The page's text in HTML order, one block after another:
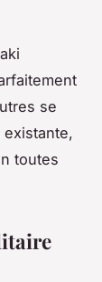
se
toutes